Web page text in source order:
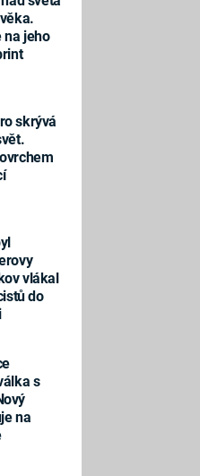
na jeho
skrývá
vlákal
do
s
na